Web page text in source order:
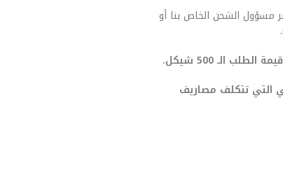
مسؤول الشحن الخاص بنا أو
الـ 500 شيكل.
التي تتكلف مصاريف